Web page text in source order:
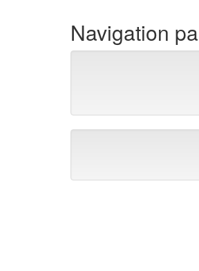
Navigation